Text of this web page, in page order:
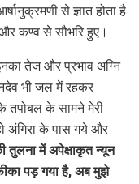
से ज्ञात होता है
और कण्व से सौभरि हुए।
तेज और प्रभाव अग्नि
भी जल में रहकर
तपोबल के सामने मेरी
अंगिरा के पास गये और
में अपेक्षाकृत न्यून
पड़ गया है, अब मुझे